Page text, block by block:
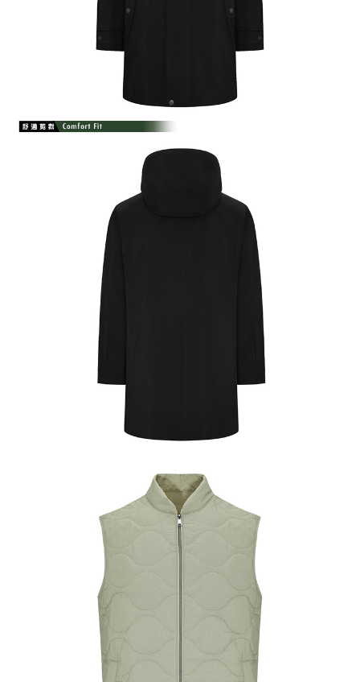
權轉讓予恩沛科技股份有限公司。
２．關於個人資料處理事宜，請瀏覽以下網址：
https://aftee.tw/terms/#terms3
３．未成年的使用者請事先徵得法定代理人或監護人之同意方可使用
「AFTEE先享後付」，若未經同意申辦者引起之損失，本公司不負相關責
４．使用「AFTEE先享後付」時，將依據個別帳號之用戶狀況，依本公司即
時審查核予不同之上限額度；若仍有額度不足之情形，本公司將視審查結果
請求用戶進行身份認證。
恩沛科技股份有限公司將有權停止該用戶之使用額度並採取法律行動。